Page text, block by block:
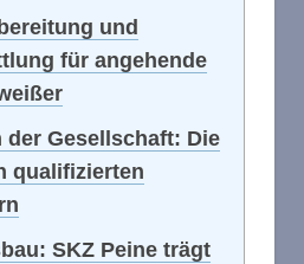
und
für angehende
der Gesellschaft: Die
qualifizierten
SKZ Peine trägt